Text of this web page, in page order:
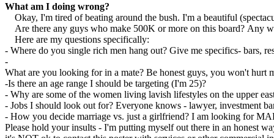
What am I doing wrong?
Okay, I'm tired of beating around the bush. I'm a beautiful
Are there any guys who make 500K or more on this board? Any
Here are my questions specifically:
- Where do you single rich men hang out? Give me specifics- bars,
-
What are you looking for in a mate? Be honest guys, you won't hurt
-Is there an age range I should be targeting (I'm 25)?
- Why are some of the women living lavish lifestyles on the upper
- Jobs I should look out for? Everyone knows - lawyer, investment
- How you decide marriage vs. just a girlfriend? I am looking for
Please hold your insults - I'm putting myself out there in an honest